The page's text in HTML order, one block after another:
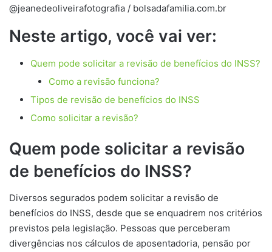
@jeanedeoliveirafotografia / bolsadafamilia.com.br
Neste artigo, você vai ver:
Quem pode solicitar a revisão de benefícios do INSS?
Como a revisão funciona?
Tipos de revisão de benefícios do INSS
Como solicitar a revisão?
Quem pode solicitar a revisão
de benefícios do INSS?
Diversos segurados podem solicitar a revisão de
benefícios do INSS, desde que se enquadrem nos critérios
previstos pela legislação. Pessoas que perceberam
divergências nos cálculos de aposentadoria, pensão por